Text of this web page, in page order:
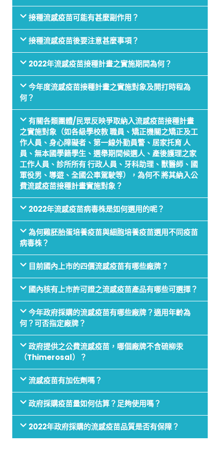
接種流感疫苗可能有甚麼副作用？
接種流感疫苗後要注意甚麼事項？
2022年流感疫苗接種計畫之實施期間為何？
今年度流感疫苗接種計畫之實施對象及開打時程為
何？
有關各類團體/民眾反映爭取納入流感疫苗接種計畫
之實施對象（如各級學校教 職員、矯正機關之矯正及工
作人員、身心障礙者、第一線外勤員警、居家托育 人
員、無本國學籍學生、選舉期間候選人、產後護理之家
工作人員、診所所有 行政人員、牙科助理、獸醫師、國
軍役男、導遊、全國公車駕駛等），為何不 將其納入公
費流感疫苗接種計畫實施對象？
2022年流感疫苗病毒株是如何選用的呢？
為何雞胚胎蛋培養疫苗與細胞培養疫苗選用不同疫苗
病毒株？
目前國內上市的四價流感疫苗有哪些廠牌？
國內核有上市許可證之流感疫苗產品有哪些可選擇？
今年政府採購的流感疫苗有哪些廠牌？適用年齡為
何？可否指定廠牌？
政府提供之公費流感疫苗，哪個廠牌不含硫柳汞
（Thimerosal）？
流感疫苗有加佐劑嗎？
政府採購疫苗量如何估算？足夠使用嗎？
2022年政府採購的流感疫苗品質是否有保障？